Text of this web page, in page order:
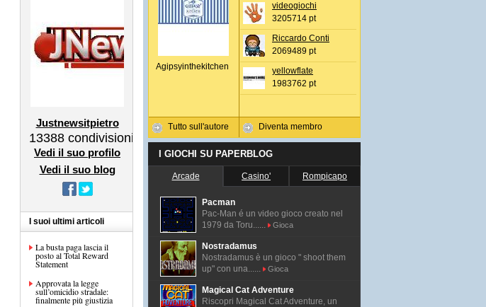
Justnewsitpietro
13388 condivisioni
Vedi il suo profilo
Vedi il suo blog
I suoi ultimi articoli
La busta paga lascia il
posto al Total Reward
Statement
Approvata la legge
sull’omicidio stradale:
finalmente più giustizia
Agipsyinthekitchen
Tutto sull'autore
videogiochi
3205714 pt
Riccardo Conti
2069489 pt
yellowflate
1983762 pt
Diventa membro
I GIOCHI SU PAPERBLOG
Arcade Casino' Rompicapo
Pacman
Pac-Man é un video gioco creato nel
1979 da Toru......
Gioca
Nostradamus
Nostradamus è un gioco " shoot them
up" con una......
Gioca
Magical Cat Adventure
Riscopri Magical Cat Adventure, un